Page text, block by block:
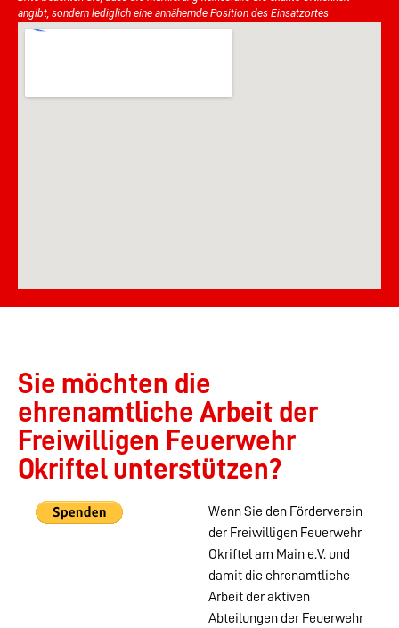
angibt, sondern lediglich eine annähernde Position des Einsatzortes
Sie möchten die
ehrenamtliche Arbeit der
Freiwilligen Feuerwehr
Okriftel unterstützen?
Wenn Sie den Förderverein
der Freiwilligen Feuerwehr
Okriftel am Main e.V. und
damit die ehrenamtliche
Arbeit der aktiven
Abteilungen der Feuerwehr